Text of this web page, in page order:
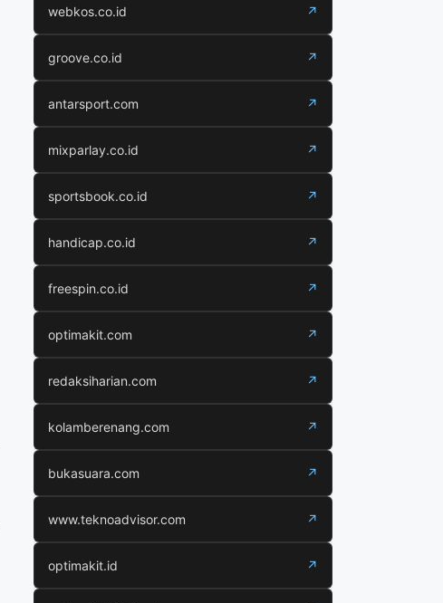
webkos.co.id ↗
groove.co.id ↗
antarsport.com ↗
mixparlay.co.id ↗
sportsbook.co.id ↗
handicap.co.id ↗
freespin.co.id ↗
optimakit.com ↗
redaksiharian.com ↗
kolamberenang.com ↗
bukasuara.com ↗
www.teknoadvisor.com ↗
optimakit.id ↗